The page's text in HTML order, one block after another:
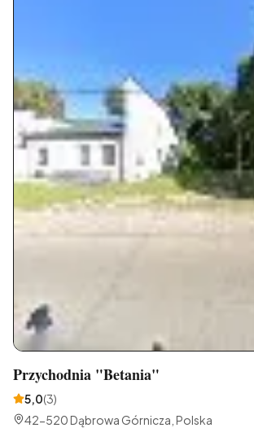
Przychodnia "Betania"
5,0(3)
42-520 Dąbrowa Górnicza, Polska